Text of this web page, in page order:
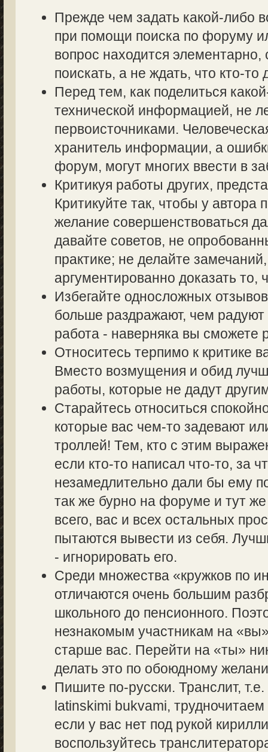
Прежде чем задать какой-либо
при помощи поиска по форуму
вопрос находится элементарно,
поискать, а не ждать, что кто-то
Перед тем, как поделиться
технической информацией, не
первоисточниками.
хранитель информации, а
форум, могут многих ввести в
Критикуя работы других,
Критикуйте так, чтобы у автора
желание совершенствоваться
давайте советов, не
практике; не делайте
аргументированно доказать то,
Избегайте односложных
больше раздражают, чем
работа - наверняка вы сможете
Относитесь терпимо к критике
Вместо возмущения и обид
работы, которые не дадут
Старайтесь относиться
которые вас чем-то задевают
троллей! Тем, кто с этим
если кто-то написал что-то, за
незамедлительно дали бы ему
так же бурно на форуме и тут
всего, вас и всех остальных
пытаются вывести из себя.
- игнорировать его.
Среди множества «кружков по
отличаются очень большим
школьного до пенсионного.
незнакомым участникам на
старше вас. Перейти на «ты»
делать это по обоюдному
Пишите по-русски. Транслит,
latinskimi bukvami,
если у вас нет под рукой
воспользуйтесь